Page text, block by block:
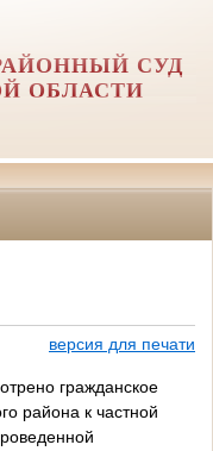
СУД
ОБЛАСТИ
версия для печати
гражданское
района к частной